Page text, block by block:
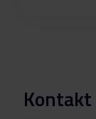
Kontakt